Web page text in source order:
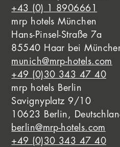
+43 (0) 1 8906661
mrp hotels München
Hans-Pinsel-Straße 7a
85540 Haar bei
munich@mrp-hotels.com
+49 (0)30 343 47 40
mrp hotels Berlin
Savignyplatz 9/10
10623 Berlin,
berlin@mrp-hotels.com
+49 (0)30 343 47 40